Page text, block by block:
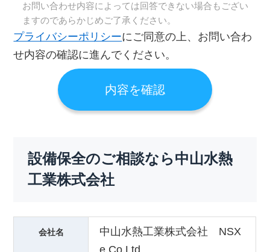
お問い合わせ内容によっては回答できない場合もござい
ますのであらかじめご了承ください。
プライバシーポリシーにご同意の上、お問い合わ
せ内容の確認に進んでください。
設備保全のご相談なら中山水熱
工業株式会社
会社名
中山水熱工業株式会社 NSX
e Co.Ltd